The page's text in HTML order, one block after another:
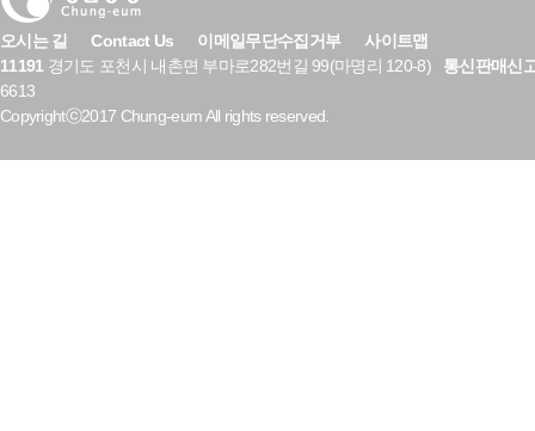
오시는 길 Contact Us 이메일무단수집거부
사이트맵
11191 경기도 포천시 내촌면 부마로282번길 99(마명리 120-8)
통신판매신
6613
Copyrightⓒ2017 Chung-eum All rights reserved.